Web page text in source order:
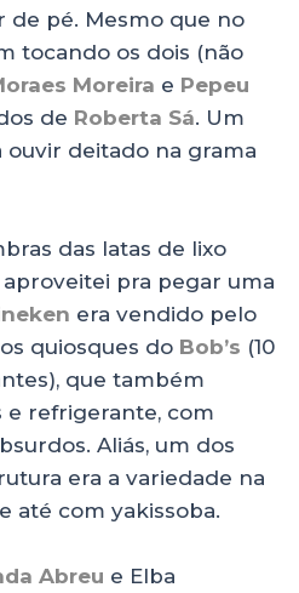
pé. Mesmo que no
tocando os dois (não
Moreira e Pepeu
de Roberta Sá. Um
deitado na grama
das latas de lixo
pra pegar uma
era vendido pelo
quiosques do Bob’s (10
que também
e refrigerante, com
Aliás, um dos
era a variedade na
até com yakissoba.
Abreu e Elba